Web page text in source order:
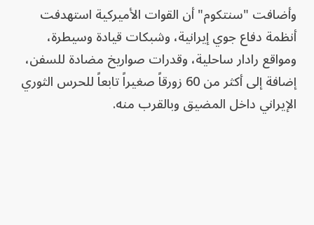
وأضافت "سنتكوم" أن القوات الأميركية استهدفت
أنظمة دفاع جوي إيرانية، وشبكات قيادة وسيطرة،
ومواقع رادار ساحلية، وقدرات صواريخ مضادة للسفن،
إضافة إلى أكثر من 60 زورقاً صغيراً تابعاً للحرس الثوري
الإيراني داخل المضيق وبالقرب منه.